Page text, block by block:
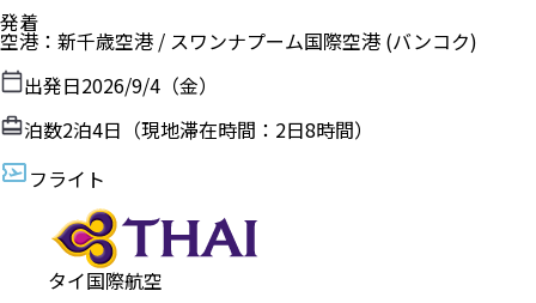
発着
空港 ： 新千歳空港 / スワンナプーム国際空港 (バンコク)
出発日2026/9/4（金）
泊数2泊4日（現地滞在時間： 2日8時間）
フライト
タイ国際航空